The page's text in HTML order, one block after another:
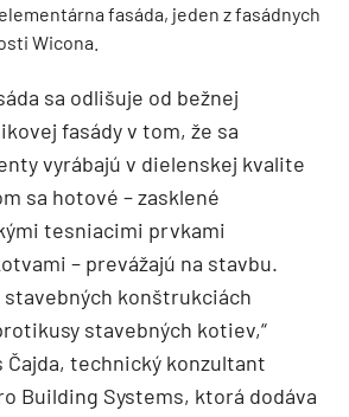
fasáda, jeden z fasádnych
Wicona.
sa odlišuje od bežnej
fasády v tom, že sa
vyrábajú v dielenskej kvalite
sa hotové – zasklené
tesniacimi prvkami
– prevážajú na stavbu.
stavebných konštrukciách
stavebných kotiev,“
technický konzultant
Building Systems, ktorá dodáva